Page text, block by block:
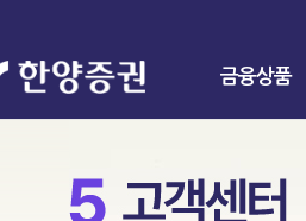
금융상품